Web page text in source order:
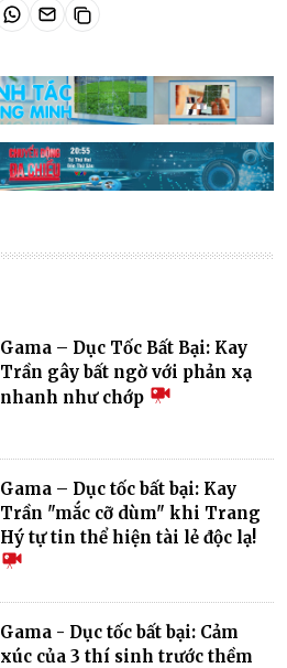
Gama – Dục Tốc Bất Bại: Kay
Trần gây bất ngờ với phản xạ
nhanh như chớp
Gama – Dục tốc bất bại: Kay
Trần "mắc cỡ dùm" khi Trang
Hý tự tin thể hiện tài lẻ độc lạ!
Gama - Dục tốc bất bại: Cảm
xúc của 3 thí sinh trước thềm